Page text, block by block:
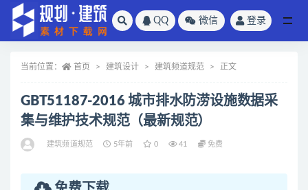
QQ 微信 登录
当前位置： 首页 建筑设计 建筑频道规范 正文
GBT51187-2016 城市排水防涝设施数据采
集与维护技术规范（最新规范）
建筑频道规范 5年前 0 41 免费
全部